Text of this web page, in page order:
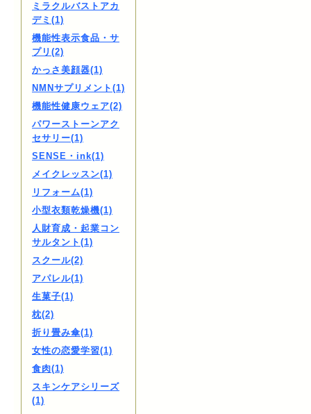
ミラクルバストアカ
デミ(1)
機能性表示食品・サ
プリ(2)
かっさ美顔器(1)
NMNサプリメント(1)
機能性健康ウェア(2)
パワーストーンアク
セサリー(1)
SENSE・ink(1)
メイクレッスン(1)
リフォーム(1)
小型衣類乾燥機(1)
人財育成・起業コン
サルタント(1)
スクール(2)
アパレル(1)
生菓子(1)
枕(2)
折り畳み傘(1)
女性の恋愛学習(1)
食肉(1)
スキンケアシリーズ
(1)